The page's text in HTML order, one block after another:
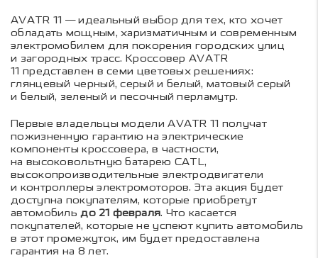
AVATR 11 — идеальный выбор для тех, кто хочет
обладать мощным, харизматичным и современным
электромобилем для покорения городских улиц
и загородных трасс. Кроссовер AVATR
11 представлен в семи цветовых решениях:
глянцевый черный, серый и белый, матовый серый
и белый, зеленый и песочный перламутр.
Первые владельцы модели AVATR 11 получат
пожизненную гарантию на электрические
компоненты кроссовера, в частности,
на высоковольтную батарею CATL,
высокопроизводительные электродвигатели
и контроллеры электромоторов. Эта акция будет
доступна покупателям, которые приобретут
автомобильдо 21 февраля. Что касается
покупателей, которые не успеют купить автомобиль
в этот промежуток, им будет предоставлена
гарантия на 8 лет.